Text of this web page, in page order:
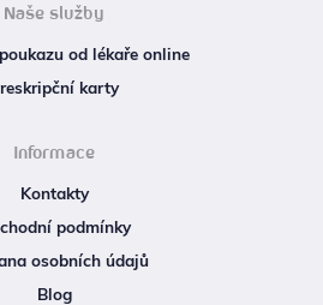
Naše služby
od lékaře online
karty
Informace
Kontakty
podmínky
osobních údajů
Blog